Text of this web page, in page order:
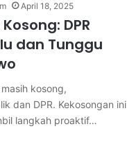
April 18, 2025
DPR
dan Tunggu
kosong,
dan DPR. Kekosongan ini
langkah proaktif…